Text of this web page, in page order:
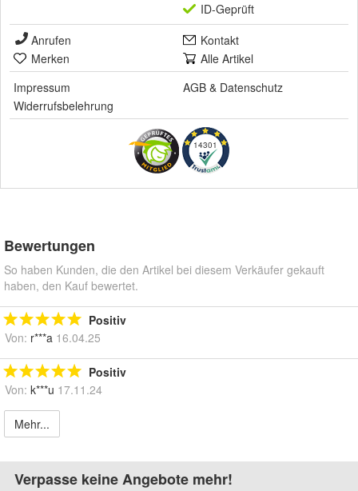
ID-Geprüft
Anrufen
Kontakt
Merken
Alle Artikel
Impressum
AGB & Datenschutz
Widerrufsbelehrung
14301
Bewertungen
So haben Kunden, die den Artikel bei diesem Verkäufer gekauft
haben, den Kauf bewertet.
Positiv
Von: r***a 16.04.25
Positiv
Von: k***u 17.11.24
Mehr...
Verpasse keine Angebote mehr!